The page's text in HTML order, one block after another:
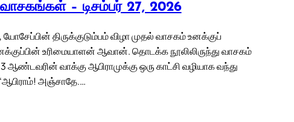
வாசகங்கள் – டிசம்பர் 27, 2026
யோசேப்பின் திருக்குடும்பம் விழா முதல் வாசகம் உனக்குப்
உரிமையாளன் ஆவான். தொடக்க நூலிலிருந்து வாசகம்
3 ஆண்டவரின் வாக்கு ஆபிராமுக்கு ஒரு காட்சி வழியாக வந்து
அஞ்சாதே.…